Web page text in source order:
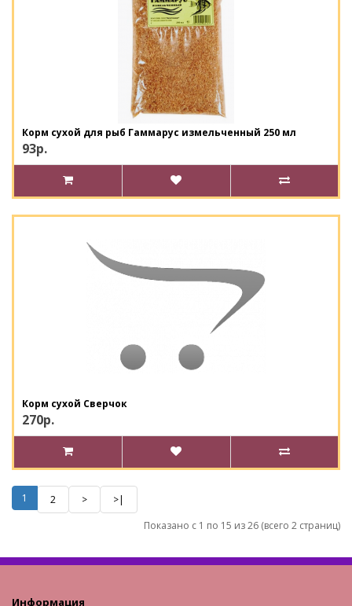
Корм сухой для рыб Гаммарус измельченный 250 мл
93р.
Корм сухой Сверчок
270р.
1 2 >
>|
Показано с 1 по 15 из 26 (всего 2 страниц)
Информация